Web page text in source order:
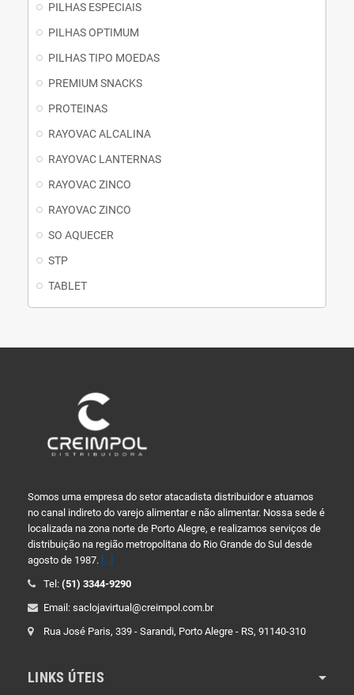
PILHAS ESPECIAIS
PILHAS OPTIMUM
PILHAS TIPO MOEDAS
PREMIUM SNACKS
PROTEINAS
RAYOVAC ALCALINA
RAYOVAC LANTERNAS
RAYOVAC ZINCO
RAYOVAC ZINCO
SO AQUECER
STP
TABLET
Somos uma empresa do setor atacadista distribuidor e atuamos
no canal indireto do varejo alimentar e não alimentar. Nossa sede é
localizada na zona norte de Porto Alegre, e realizamos serviços de
distribuição na região metropolitana do Rio Grande do Sul desde
agosto de 1987. [...]
Tel: (51) 3344-9290
Email: saclojavirtual@creimpol.com.br
Rua José Paris, 339 - Sarandi, Porto Alegre - RS, 91140-310
LINKS ÚTEIS